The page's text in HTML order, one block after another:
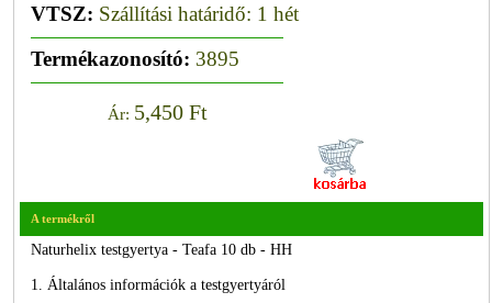
VTSZ: Szállítási határidő: 1 hét
Termékazonosító: 3895
Ár: 5,450 Ft
A termékről
Naturhelix testgyertya - Teafa 10 db - HH
1. Általános információk a testgyertyáról